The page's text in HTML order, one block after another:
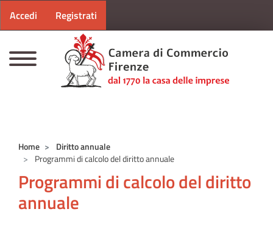
Menu profilo utente
Accedi Registrati
Home
Diritto annuale
Programmi di calcolo del diritto annuale
Programmi di calcolo del diritto
annuale